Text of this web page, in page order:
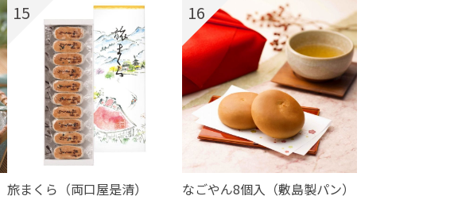
15
旅まくら（両口屋是清）
16
なごやん8個入（敷島製パン）